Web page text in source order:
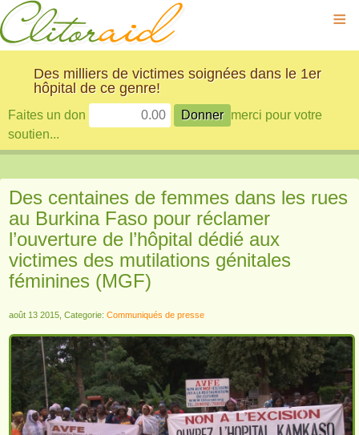
≡
Des milliers de victimes soignées dans le 1er
hôpital de ce genre!
Faites un don
merci pour votre
soutien...
Des centaines de femmes dans les rues
au Burkina Faso pour réclamer
l’ouverture de l’hôpital dédié aux
victimes des mutilations génitales
féminines (MGF)
août 13 2015, Categorie: Communiqués de presse